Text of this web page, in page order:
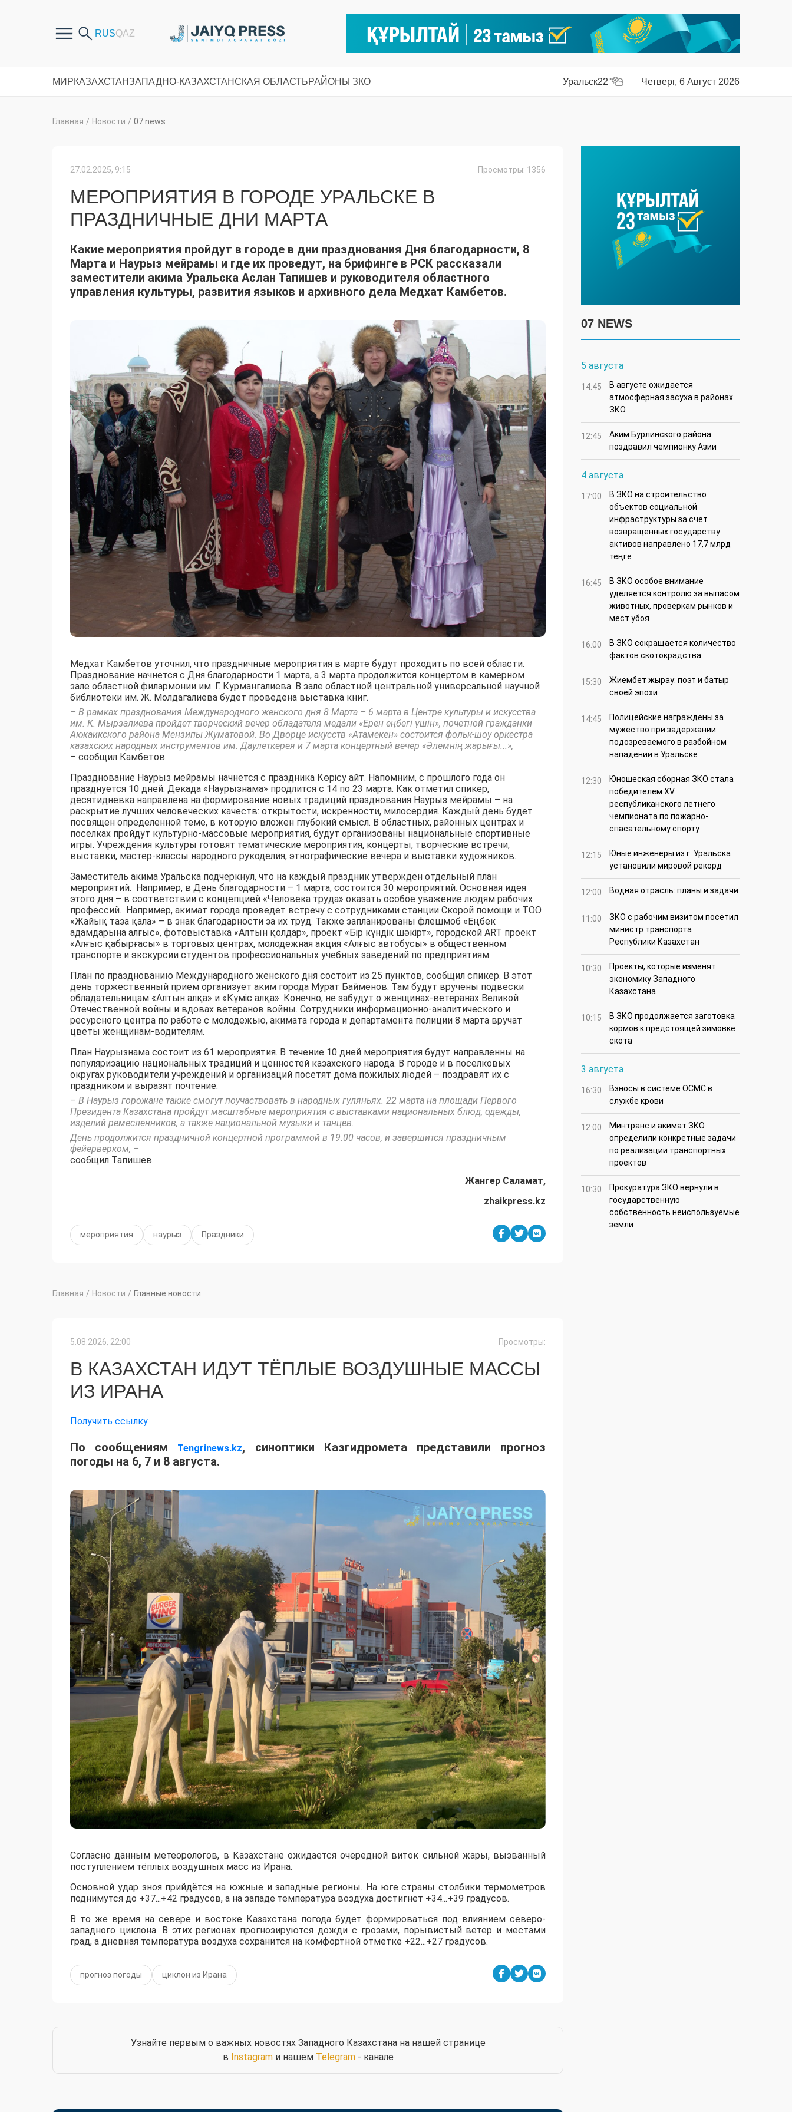
МИРКАЗАХСТАНЗАПАДНО-КАЗАХСТАНСКАЯ ОБЛАСТЬРАЙОНЫ ЗКО Уральск22° Четверг, 6 Август 2026
Главная / Новости / 07 news
27.02.2025, 9:15 Просмотры: 1356
МЕРОПРИЯТИЯ В ГОРОДЕ УРАЛЬСКЕ В
ПРАЗДНИЧНЫЕ ДНИ МАРТА
Какие мероприятия пройдут в городе в дни празднования Дня благодарности, 8
Марта и Наурыз мейрамы и где их проведут, на брифинге в РСК рассказали
заместители акима Уральска Аслан Тапишев и руководителя областного
управления культуры, развития языков и архивного дела Медхат Камбетов.
Медхат Камбетов уточнил, что праздничные мероприятия в марте будут проходить по всей области.
Празднование начнется с Дня благодарности 1 марта, а 3 марта продолжится концертом в камерном
зале областной филармонии им. Г. Курмангалиева. В зале областной центральной универсальной научной
библиотеки им. Ж. Молдагалиева будет проведена выставка книг.
– В рамках празднования Международного женского дня 8 Марта – 6 марта в Центре культуры и искусства
им. К. Мырзалиева пройдет творческий вечер обладателя медали «Ерен еңбегі үшін», почетной гражданки
Акжаикского района Мензипы Жуматовой. Во Дворце искусств «Атамекен» состоится фольк-шоу оркестра
казахских народных инструментов им. Даулеткерея и 7 марта концертный вечер «Әлемнің жарығы...»,
– сообщил Камбетов.
Празднование Наурыз мейрамы начнется с праздника Көрісу айт. Напомним, с прошлого года он
празднуется 10 дней. Декада «Наурызнама» продлится с 14 по 23 марта. Как отметил спикер,
десятидневка направлена ​​на формирование новых традиций празднования Наурыз мейрамы – на
раскрытие лучших человеческих качеств: открытости, искренности, милосердия. Каждый день будет
посвящен определенной теме, в которую вложен глубокий смысл. В областных, районных центрах и
поселках пройдут культурно-массовые мероприятия, будут организованы национальные спортивные
игры. Учреждения культуры готовят тематические мероприятия, концерты, творческие встречи,
выставки, мастер-классы народного рукоделия, этнографические вечера и выставки художников.
Заместитель акима Уральска подчеркнул, что на каждый праздник утвержден отдельный план
мероприятий. Например, в День благодарности – 1 марта, состоится 30 мероприятий. Основная идея
этого дня – в соответствии с концепцией «Человека труда» оказать особое уважение людям рабочих
профессий. Например, акимат города проведет встречу с сотрудниками станции Скорой помощи и ТОО
«Жайық таза қала» – в знак благодарности за их труд. Также запланированы флешмоб «Еңбек
адамдарына алғыс», фотовыставка «Алтын қолдар», проект «Бір күндік шәкірт», городской ART проект
«Алғыс қабырғасы» в торговых центрах, молодежная акция «Алғыс автобусы» в общественном
транспорте и экскурсии студентов профессиональных учебных заведений по предприятиям.
План по празднованию Международного женского дня состоит из 25 пунктов, сообщил спикер. В этот
день торжественный прием организует аким города Мурат Байменов. Там будут вручены подвески
обладательницам «Алтын алқа» и «Күміс алқа». Конечно, не забудут о женщинах-ветеранах Великой
Отечественной войны и вдовах ветеранов войны. Сотрудники информационно-аналитического и
ресурсного центра по работе с молодежью, акимата города и департамента полиции 8 марта вручат
цветы женщинам-водителям.
План Наурызнама состоит из 61 мероприятия. В течение 10 дней мероприятия будут направленны на
популяризацию национальных традиций и ценностей казахского народа. В городе и в поселковых
округах руководители учреждений и организаций посетят дома пожилых людей – поздравят их с
праздником и выразят почтение.
– В Наурыз горожане также смогут поучаствовать в народных гуляньях. 22 марта на площади Первого
Президента Казахстана пройдут масштабные мероприятия с выставками национальных блюд, одежды,
изделий ремесленников, а также национальной музыки и танцев.
День продолжится праздничной концертной программой в 19.00 часов, и завершится праздничным
фейерверком, –
сообщил Тапишев.
Жангер Саламат,
zhaikpress.kz
мероприятия наурыз Праздники
Главная / Новости / Главные новости
5.08.2026, 22:00 Просмотры:
В КАЗАХСТАН ИДУТ ТЁПЛЫЕ ВОЗДУШНЫЕ МАССЫ
ИЗ ИРАНА
Получить ссылку
По сообщениям Tengrinews.kz, синоптики Казгидромета представили прогноз
погоды на 6, 7 и 8 августа.
Согласно данным метеорологов, в Казахстане ожидается очередной виток сильной жары, вызванный
поступлением тёплых воздушных масс из Ирана.
​Основной удар зноя прийдётся на южные и западные регионы. На юге страны столбики термометров
поднимутся до +37...+42 градусов, а на западе температура воздуха достигнет +34...+39 градусов.
​В то же время на севере и востоке Казахстана погода будет формироваться под влиянием северо-
западного циклона. В этих регионах прогнозируются дожди с грозами, порывистый ветер и местами
град, а дневная температура воздуха сохранится на комфортной отметке +22...+27 градусов.
прогноз погоды циклон из Ирана
Узнайте первым о важных новостях Западного Казахстана на нашей странице
в Instagramи нашем Telegram- канале
07 NEWS
5 августа
14:45
В августе ожидается
атмосферная засуха в районах
ЗКО
12:45
Аким Бурлинского района
поздравил чемпионку Азии
4 августа
17:00
В ЗКО на строительство
объектов социальной
инфраструктуры за счет
возвращенных государству
активов направлено 17,7 млрд
теңге
16:45
В ЗКО особое внимание
уделяется контролю за выпасом
животных, проверкам рынков и
мест убоя
16:00
В ЗКО сокращается количество
фактов скотокрадства
15:30
Жиембет жырау: поэт и батыр
своей эпохи
14:45
Полицейские награждены за
мужество при задержании
подозреваемого в разбойном
нападении в Уральске
12:30
Юношеская сборная ЗКО стала
победителем XV
республиканского летнего
чемпионата по пожарно-
спасательному спорту
12:15
Юные инженеры из г. Уральска
установили мировой рекорд
12:00 Водная отрасль: планы и задачи
11:00
ЗКО с рабочим визитом посетил
министр транспорта
Республики Казахстан
10:30
Проекты, которые изменят
экономику Западного
Казахстана
10:15
В ЗКО продолжается заготовка
кормов к предстоящей зимовке
скота
3 августа
16:30
Взносы в системе ОСМС в
службе крови
12:00
Минтранс и акимат ЗКО
определили конкретные задачи
по реализации транспортных
проектов
10:30
Прокуратура ЗКО вернули в
государственную
собственность неиспользуемые
земли